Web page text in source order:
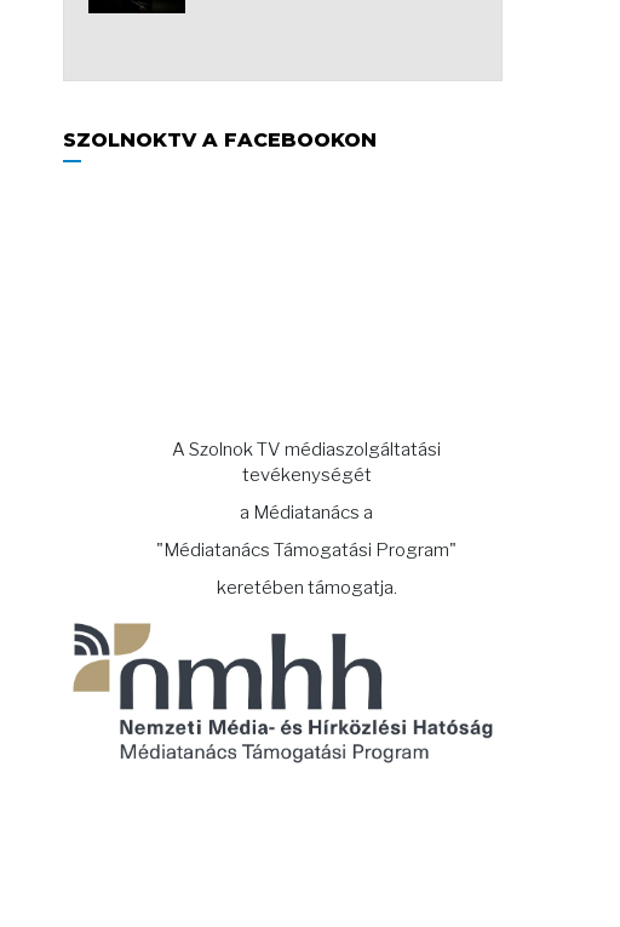
SZOLNOKTV A FACEBOOKON
A Szolnok TV médiaszolgáltatási
tevékenységét
a Médiatanács a
"Médiatanács Támogatási Program"
keretében támogatja.